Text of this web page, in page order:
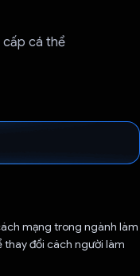
cấp cá thể
mạng trong ngành làm
thay đổi cách người làm